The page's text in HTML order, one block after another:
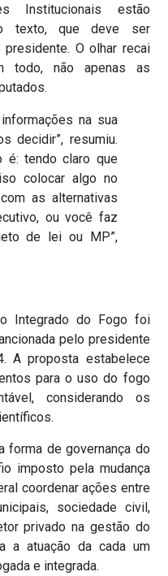
Institucionais estão
texto, que deve ser
O olhar recai
todo, não apenas as
na sua
decidir”, resumiu.
é: tendo claro que
colocar algo no
as alternativas
ou você faz
de lei ou MP”,
Integrado do Fogo foi
pelo presidente
A proposta estabelece
para o uso do fogo
considerando os
forma de governança do
imposto pela mudança
coordenar ações entre
sociedade civil,
privado na gestão do
a atuação da cada um
e integrada.